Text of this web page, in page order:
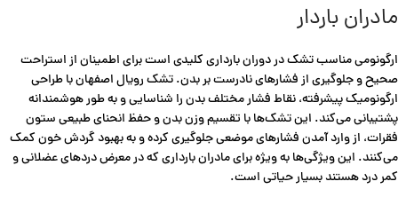
مادران باردار
ارگونومی مناسب تشک در دوران بارداری کلیدی است برای اطمینان از استراحت
صحیح و جلوگیری از فشارهای نادرست بر بدن. تشک رویال اصفهان با طراحی
ارگونومیک پیشرفته، نقاط فشار مختلف بدن را شناسایی و به طور هوشمندانه
پشتیبانی می‌کند. این تشک‌ها با تقسیم وزن بدن و حفظ انحنای طبیعی ستون
فقرات، از وارد آمدن فشارهای موضعی جلوگیری کرده و به بهبود گردش خون کمک
می‌کنند. این ویژگی‌ها به ویژه برای مادران بارداری که در معرض دردهای عضلانی و
کمر درد هستند بسیار حیاتی است.